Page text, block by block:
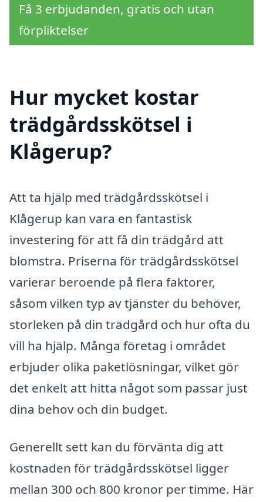
Få 3 erbjudanden, gratis och utan
förpliktelser
Hur mycket kostar
trädgårdsskötsel i
Klågerup?
Att ta hjälp med trädgårdsskötsel i
Klågerup kan vara en fantastisk
investering för att få din trädgård att
blomstra. Priserna för trädgårdsskötsel
varierar beroende på flera faktorer,
såsom vilken typ av tjänster du behöver,
storleken på din trädgård och hur ofta du
vill ha hjälp. Många företag i området
erbjuder olika paketlösningar, vilket gör
det enkelt att hitta något som passar just
dina behov och din budget.
Generellt sett kan du förvänta dig att
kostnaden för trädgårdsskötsel ligger
mellan 300 och 800 kronor per timme. Här